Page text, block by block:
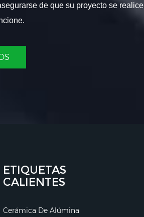
de que su proyecto se realice
ETIQUETAS
CALIENTES
Cerámica De Alúmina